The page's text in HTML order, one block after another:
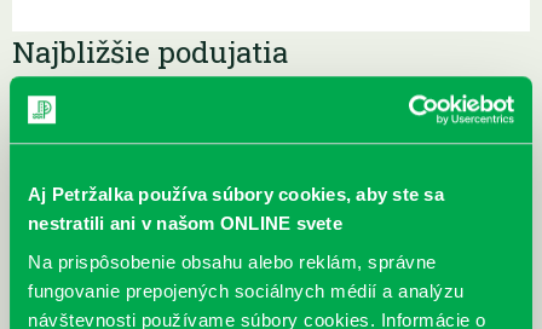
Aj Petržalka používa súbory cookies, aby ste sa
nestratili ani v našom ONLINE svete
Na prispôsobenie obsahu alebo reklám, správne
fungovanie prepojených sociálnych médií a analýzu
návštevnosti používame súbory cookies. Informácie o
Najbližšie podujatia
Čítame ušami. Audioknihy v
ponuke petržalskej knižnice
Máme skvelé správy pre všetkých milovníkov kníh a príbehov!
Odteraz si môžete v našej knižnici nielen požičať klasické
papierové knihy a e-knihy, a...
DNES
Výdajný knižný box dostupný 24/7